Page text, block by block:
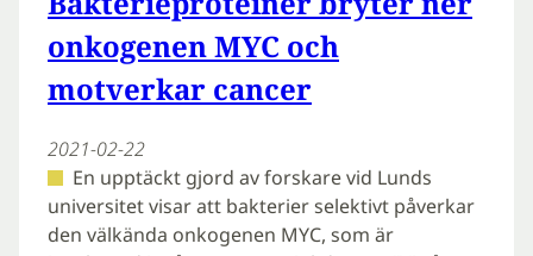
onkogenen MYC och
motverkar cancer
2021-02-22
En upptäckt gjord av forskare vid Lunds
universitet visar att bakterier selektivt påverkar
den välkända onkogenen MYC, som är